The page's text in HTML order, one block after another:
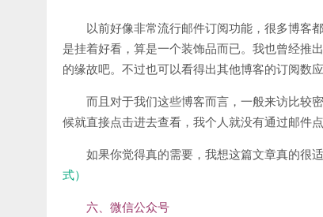
以前好像非常流行邮件订阅功能，很多博客
是挂着好看，算是一个装饰品而已。我也曾经推
的缘故吧。不过也可以看得出其他博客的订阅数
而且对于我们这些博客而言，一般来访比较
候就直接点击进去查看，我个人就没有通过邮件
如果你觉得真的需要，我想这篇文章真的很
式）
六、微信公众号